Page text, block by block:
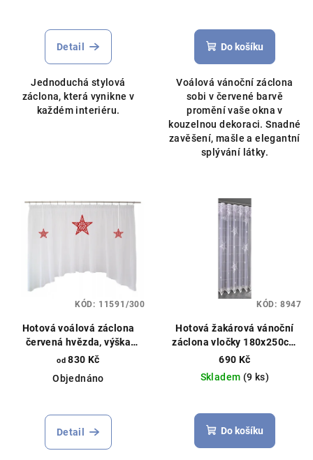
Detail
Jednoduchá stylová
záclona, která vynikne v
každém interiéru.
Do košíku
Voálová vánoční záclona
sobi v červené barvě
promění vaše okna v
kouzelnou dekoraci. Snadné
zavěšení, mašle a elegantní
splývání látky.
Hotová voálová záclona
červená hvězda, výška
145cm, různé rozměry, bílá
od 830 Kč
Objednáno
hodnocení
produktu
Detail
KÓD: 11591/300
Hotová žakárová vánoční
záclona vločky 180x250cm
bílá
690 Kč
Skladem (9 ks)
Do košíku
KÓD: 8947